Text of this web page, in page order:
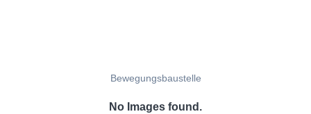
Bewegungsbaustelle
No Images found.